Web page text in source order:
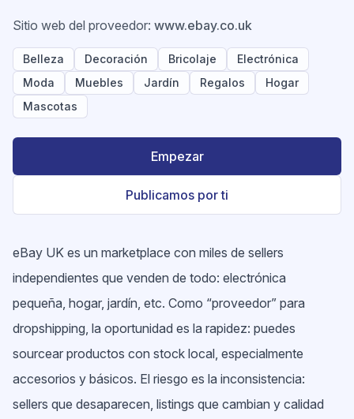
Sitio web del proveedor: www.ebay.co.uk
Belleza Decoración Bricolaje
Electrónica
Moda
Muebles Jardín Regalos
Hogar
Mascotas
Empezar
Publicamos por ti
eBay UK es un marketplace con miles de sellers
independientes que venden de todo: electrónica
pequeña, hogar, jardín, etc. Como “proveedor” para
dropshipping, la oportunidad es la rapidez: puedes
sourcear productos con stock local, especialmente
accesorios y básicos. El riesgo es la inconsistencia:
sellers que desaparecen, listings que cambian y calidad